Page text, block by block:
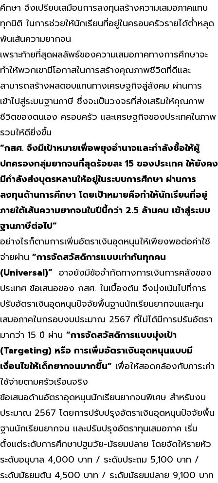
ศึกษา จึงเปรียบเสมือนการลงทุนสร้างความเสมอภาคแทบ
ทุกมิติ ในการช่วยให้นักเรียนที่อยู่ในครอบครัวรายได้ต่ำหลุด
พ้นเส้นความยากจน
เพราะท้ายที่สุดผลลัพธ์ของความเสมอภาคทางการศึกษาจะ
ทำให้พวกเขามีโอกาสในการสร้างคุณภาพชีวิตที่ดีและ
สามารถสร้างผลตอบแทนทางเศรษฐกิจสู่สังคม ผ่านการ
เข้าไปสู่ระบบฐานภาษี ซึ่งจะเป็นวงจรที่ส่งเสริมให้คุณภาพ
ชีวิตของตนเอง ครอบครัว และเศรษฐกิจของประเทศในภาพ
รวมให้ดียิ่งขึ้น
“กสศ. จึงมีเป้าหมายเพื่อพยุงอำนาจและกำลังซื้อให้ผู้
ปกครองกลุ่มยากจนที่สุดร้อยละ 15 ของประเทศ ให้ยังคง
มีกำลังส่งบุตรหลานให้อยู่ในระบบการศึกษา ผ่านการ
ลงทุนด้านการศึกษา โดยเป้าหมายคือทำให้นักเรียนที่อยู่
ภายใต้เส้นความยากจนในปีนี้กว่า 2.5 ล้านคน เข้าสู่ระบบ
ฐานภาษีต่อไป”
อย่างไรก็ตามการเพิ่มอัตราเงินอุดหนุนให้เพียงพอต่อค่าใช้
จ่ายผ่าน “การจัดสวัสดิการแบบเท่ากันทุกคน
(Universal)” อาจยังมีข้อจำกัดทางการเงินการคลังของ
ประเทศ ข้อเสนอของ กสศ. ในเบื้องต้น จึงมุ่งเน้นไปที่การ
ปรับอัตราเงินอุดหนุนปัจจัยพื้นฐานนักเรียนยากจนและทุน
เสมอภาคในกรอบงบประมาณ 2567 ที่ไม่ได้มีการปรับอัตรา
มากว่า 15 ปี ผ่าน “การจัดสวัสดิการแบบมุ่งเป้า
(Targeting) หรือ การเพิ่มอัตราเงินอุดหนุนแบบมี
เงื่อนไขให้เด็กยากจนมากขึ้น” เพื่อให้สอดคล้องกับภาระค่า
ใช้จ่ายตามครัวเรือนจริง
ข้อเสนอด้านอัตราอุดหนุนนักเรียนยากจนพิเศษ สำหรับงบ
ประมาณ 2567 โดยการปรับปรุงอัตราเงินอุดหนุนปัจจัยพื้น
ฐานนักเรียนยากจน และปรับปรุงอัตราทุนเสมอภาค เริ่ม
ตั้งแต่ระดับการศึกษาปฐมวัย-มัธยมปลาย โดยจัดให้รายหัว
ระดับอนุบาล 4,000 บาท / ระดับประถม 5,100 บาท /
ระดับมัธยมต้น 4,500 บาท / ระดับมัธยมปลาย 9,100 บาท